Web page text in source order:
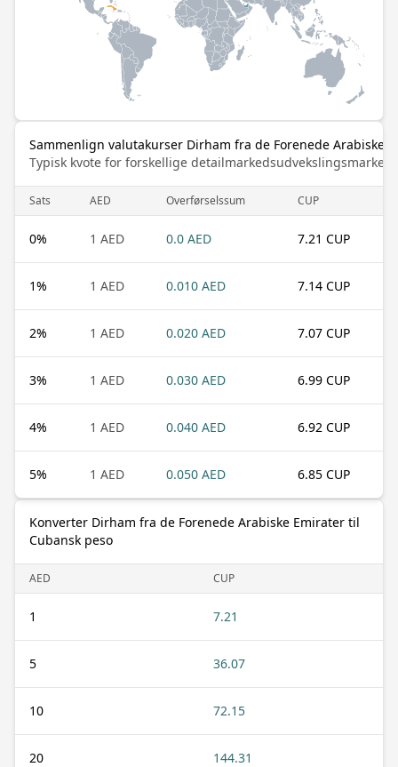
Sammenlign valutakurser Dirham fra de Forenede Arabiske
Typisk kvote for forskellige
Sats AED Overførselssum CUP
0% 1 AED 0.0 AED 7.21 CUP
1% 1 AED 0.010 AED 7.14 CUP
2% 1 AED 0.020 AED 7.07 CUP
3% 1 AED 0.030 AED 6.99 CUP
4% 1 AED 0.040 AED 6.92 CUP
5% 1 AED 0.050 AED 6.85 CUP
Konverter Dirham fra de Forenede Arabiske Emirater til
Cubansk peso
AED CUP
1 7.21
5 36.07
10 72.15
20 144.31